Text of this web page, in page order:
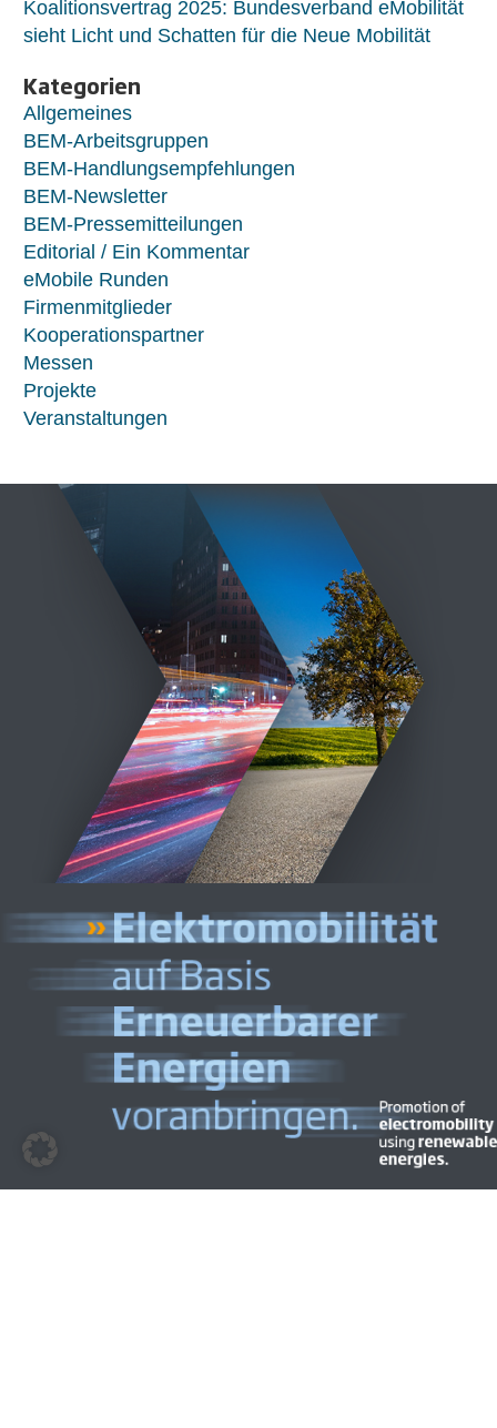
Koalitionsvertrag 2025: Bundesverband eMobilität
sieht Licht und Schatten für die Neue Mobilität
Kategorien
Allgemeines
BEM-Arbeitsgruppen
BEM-Handlungsempfehlungen
BEM-Newsletter
BEM-Pressemitteilungen
Editorial / Ein Kommentar
eMobile Runden
Firmenmitglieder
Kooperationspartner
Messen
Projekte
Veranstaltungen